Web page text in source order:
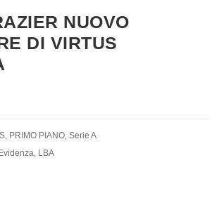
NUOVO
DI VIRTUS
, PRIMO PIANO, Serie A
Evidenza, LBA